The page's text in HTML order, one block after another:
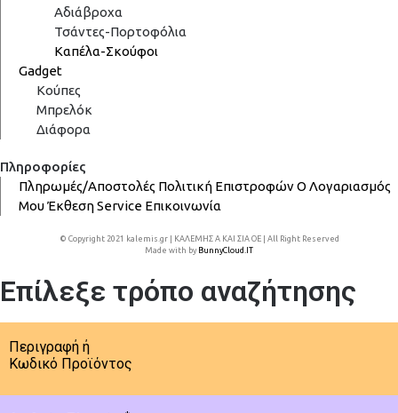
Αδιάβροχα
Τσάντες-Πορτοφόλια
Καπέλα-Σκούφοι
Gadget
Κούπες
Μπρελόκ
Διάφορα
Πληροφορίες
Πληρωμές/Αποστολές Πολιτική ΕπιστροφώνΟ Λογαριασμός
ΜουΈκθεσηService Επικοινωνία
© Copyright 2021 kalemis.gr | ΚΑΛΕΜΗΣ Α ΚΑΙ ΣΙΑ ΟΕ | All Right Reserved
Made with by BunnyCloud.IT
Επίλεξε τρόπο αναζήτησης
Περιγραφή ή
Κωδικό Προϊόντος